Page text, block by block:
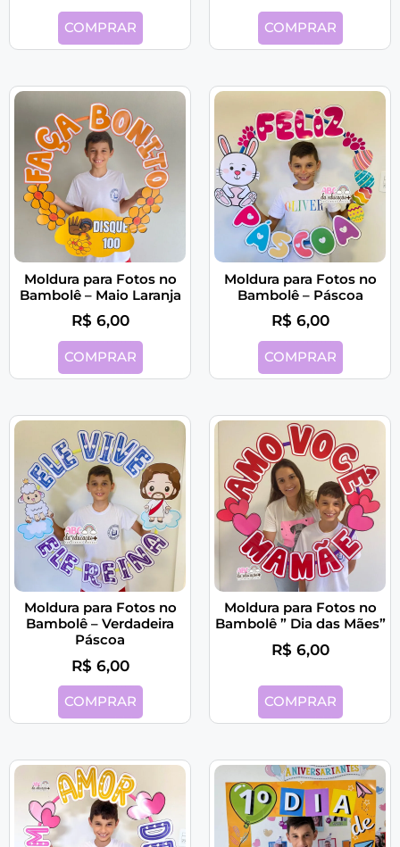
COMPRAR COMPRAR
Moldura para Fotos no
Bambolê – Maio Laranja
R$ 6,00
COMPRAR
Moldura para Fotos no
Bambolê – Páscoa
R$ 6,00
COMPRAR
Moldura para Fotos no
Bambolê – Verdadeira
Páscoa
R$ 6,00
COMPRAR
Moldura para Fotos no
Bambolê ” Dia das Mães”
R$ 6,00
COMPRAR